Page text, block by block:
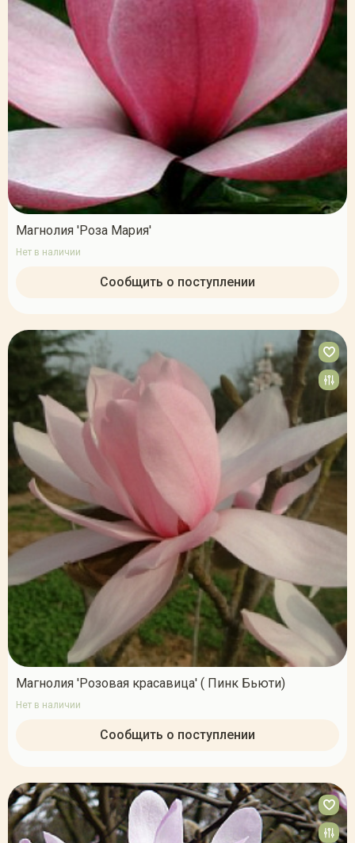
Магнолия 'Роза Мария'
Нет в наличии
Сообщить о поступлении
Магнолия 'Розовая красавица' ( Пинк Бьюти)
Нет в наличии
Сообщить о поступлении